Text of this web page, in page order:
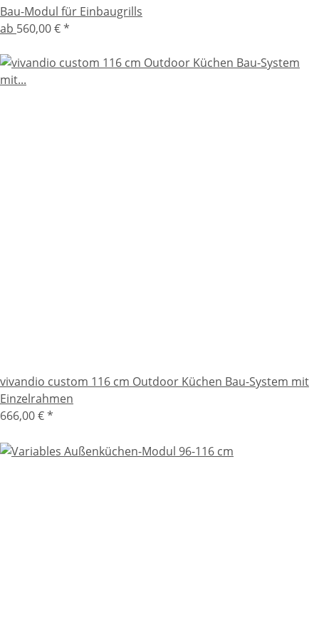
Bau-Modul für Einbaugrills
ab 560,00 €*
vivandio custom 116 cm Outdoor Küchen Bau-System mit
Einzelrahmen
666,00 €*